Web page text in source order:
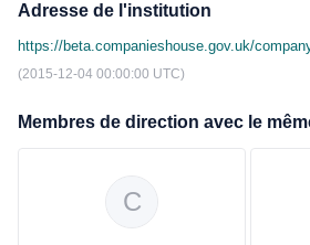
Adresse de l'institution
https://beta.companieshouse.gov.uk/
(2015-12-04 00:00:00 UTC)
Membres de direction avec le
C